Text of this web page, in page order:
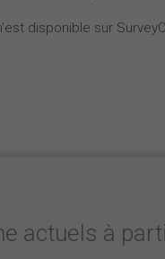
disponible sur
actuels à